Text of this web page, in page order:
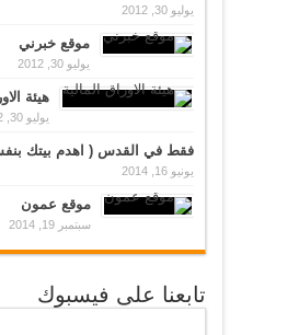
يوليو 30, 2012
موقع خبرني
يوليو 30, 2012
هيئة
يوليو 30, 2012
فقط في القدس ( اهدم بيتك
يونيو 16, 2014
موقع عمون
سبتمبر 19, 2014
تابعنا على فيسبوك